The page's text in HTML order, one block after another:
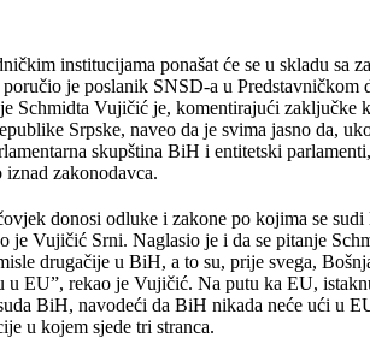
institucijama ponašat će se u skladu sa
je poslanik SNSD-a u Predstavničkom
Schmidta Vujičić je, komentirajući zaključke
Srpske, naveo da je svima jasno da,
skupština BiH i entitetski
zakonodavca.
donosi odluke i zakone po kojima se
je Vujičić Srni. Naglasio je i da se pitanje
drugačije u BiH, a to su, prije svega,
u EU”, rekao je Vujičić. Na putu ka EU,
BiH, navodeći da BiH nikada neće ući u
u kojem sjede tri stranca.